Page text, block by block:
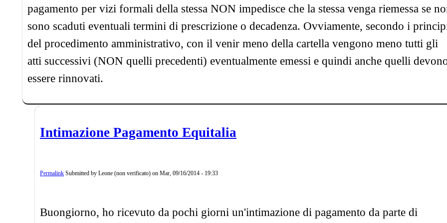
pagamento per vizi formali della stessa NON impedisce che la stessa venga riemessa se
sono scaduti eventuali termini di prescrizione o decadenza. Ovviamente, secondo i
del procedimento amministrativo, con il venir meno della cartella vengono meno tutti gli
atti successivi (NON quelli precedenti) eventualmente emessi e quindi anche quelli
essere rinnovati.
Intimazione Pagamento Equitalia
Permalink Submitted by Leone (non verificato) on Mar, 09/16/2014 - 19:33
Buongiorno, ho ricevuto da pochi giorni un'intimazione di pagamento da parte di